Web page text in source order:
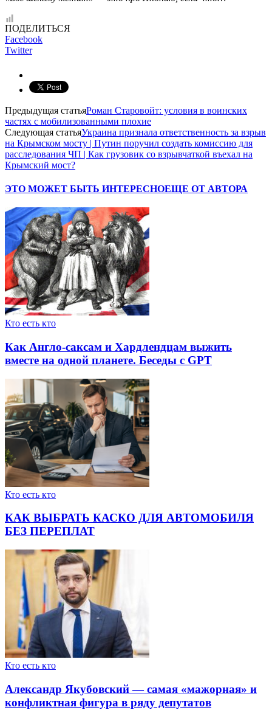
ПОДЕЛИТЬСЯ
Facebook
Twitter
Предыдущая статьяРоман Старовойт: условия в воинских
частях с мобилизованными плохие
Следующая статьяУкраина признала ответственность за взрыв
на Крымском мосту | Путин поручил создать комиссию для
расследования ЧП | Как грузовик со взрывчаткой въехал на
Крымский мост?
ЭТО МОЖЕТ БЫТЬ ИНТЕРЕСНОЕЩЕ ОТ АВТОРА
Кто есть кто
Как Англо-саксам и Хардлендцам выжить
вместе на одной планете. Беседы с GPT
Кто есть кто
КАК ВЫБРАТЬ КАСКО ДЛЯ АВТОМОБИЛЯ
БЕЗ ПЕРЕПЛАТ
Кто есть кто
Александр Якубовский — самая «мажорная» и
конфликтная фигура в ряду депутатов